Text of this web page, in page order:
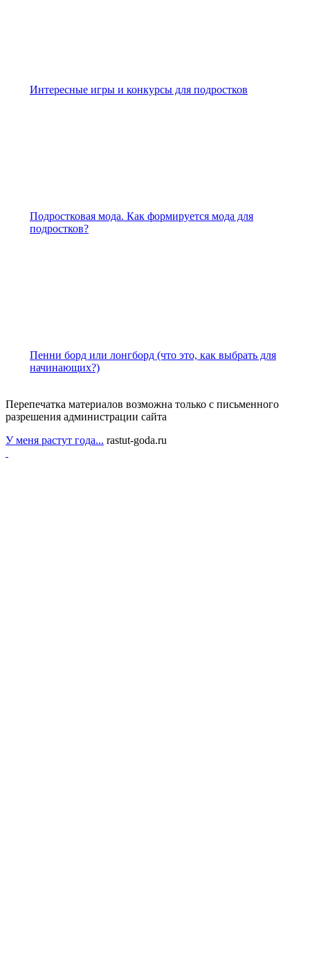
Интересные игры и конкурсы для подростков
Подростковая мода. Как формируется мода для
подростков?
Пенни борд или лонгборд (что это, как выбрать для
начинающих?)
Перепечатка материалов возможна только с письменного
разрешения администрации сайта
У меня растут года... rastut-goda.ru